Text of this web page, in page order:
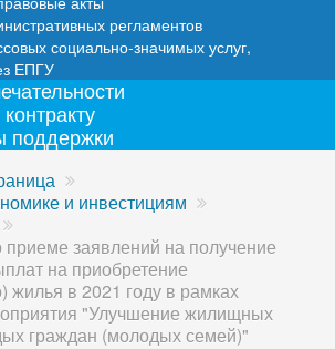
регламентов
социально-значимых услуг,
ЕПГУ
и инвестициям
заявлений на получение
на приобретение
жилья в 2021 году в рамках
"Улучшение жилищных
граждан (молодых семей)"